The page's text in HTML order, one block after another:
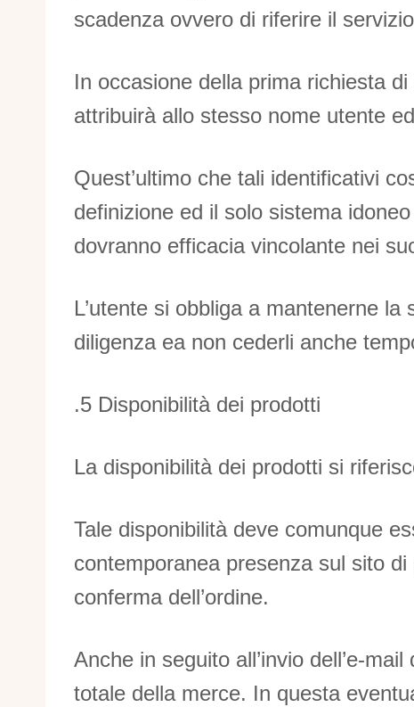
scadenza ovvero di riferire il
In occasione della prima richiesta
attribuirà allo stesso nome utente
Quest’ultimo che tali identificativi
definizione ed il solo sistema
dovranno efficacia vincolante nei
L’utente si obbliga a mantenerne
diligenza ea non cederli anche
.5 Disponibilità dei prodotti
La disponibilità dei prodotti si
Tale disponibilità deve comunque
contemporanea presenza sul sito
conferma dell’ordine.
Anche in seguito all’invio dell’e-
totale della merce. In questa